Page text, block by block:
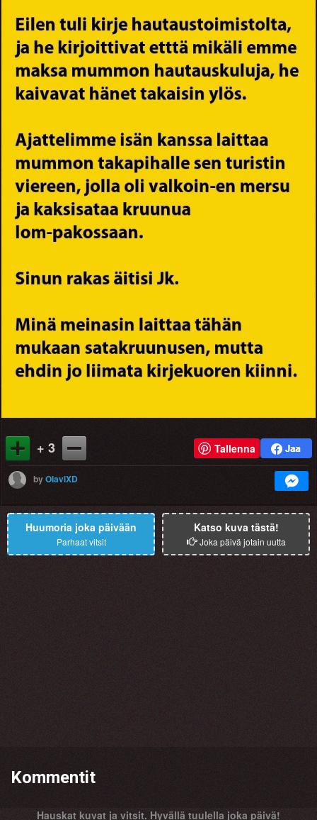
+ 3 Tallenna
byOlaviXD
Huumoria joka päivään
Parhaat vitsit
Katso kuva tästä!
Joka päivä jotain uutta
Kommentit
Hauskat kuvat ja vitsit. Hyvällä tuulella joka päivä!